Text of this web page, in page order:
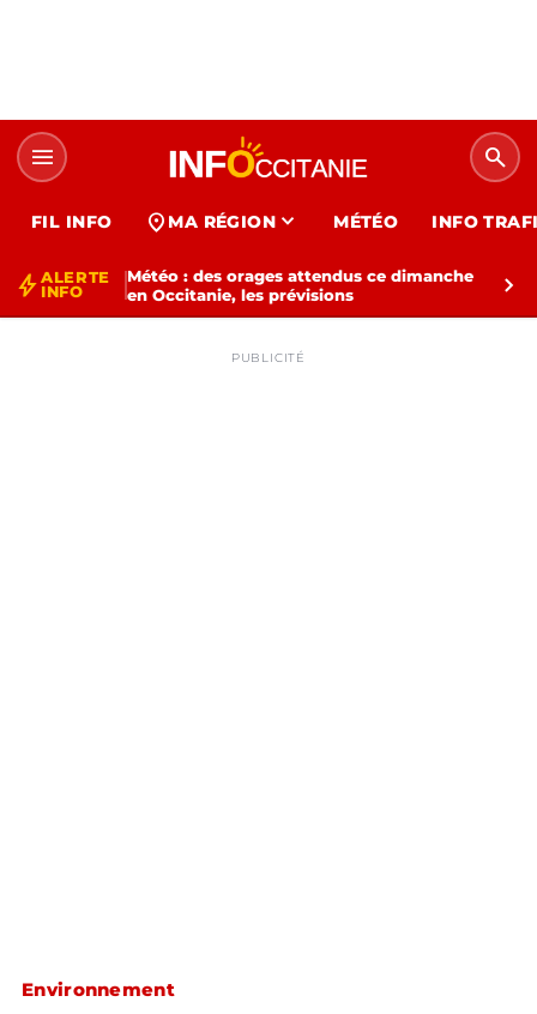
menu search
FIL INFO location_on MA RÉGION expand_more MÉTÉO INFO
bolt ALERTE
INFO
Météo : des orages attendus ce dimanche
en Occitanie, les prévisions
chevron_right
PUBLICITÉ
Environnement